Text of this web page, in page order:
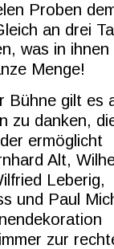
Proben
an drei
was in ihnen
Menge!
Bühne gilt es
zu danken,
ermöglicht
Alt,
Leberig,
und Paul
zur